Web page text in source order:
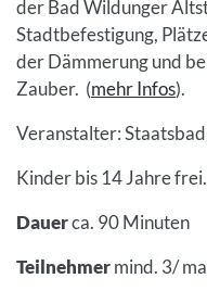
der Bad Wildunger
Stadtbefestigung,
der Dämmerung und
Zauber. (mehr Infos).
Veranstalter:
Kinder bis 14 Jahre frei.
Dauerca. 90 Minuten
Teilnehmermind. 3/